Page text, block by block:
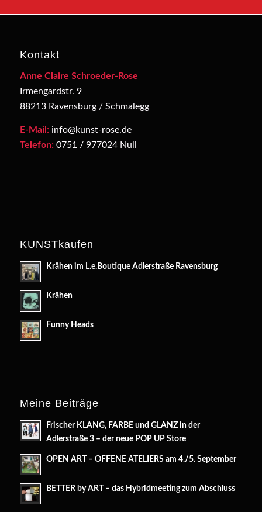
Kontakt
Anne Claire Schroeder-Rose
Irmengardstr. 9
88213 Ravensburg / Schmalegg
E-Mail:info@kunst-rose.de
Telefon:0751 / 977024 Null
KUNSTkaufen
Krähen im L.e.Boutique Adlerstraße Ravensburg
Krähen
Funny Heads
Meine Beiträge
Frischer KLANG, FARBE und GLANZ in der
Adlerstraße 3 – der neue POP UP Store
OPEN ART – OFFENE ATELIERS am 4./5. September
BETTER by ART – das Hybridmeeting zum Abschluss